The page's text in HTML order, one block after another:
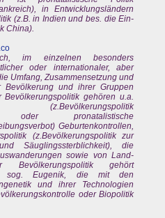
in Entwicklungsländern
(z.B. in Indien und bes. die Ein-
China).
im einzelnen besonders
oder internationaler, aber
Umfang, Zusammensetzung und
Bevölkerung und ihrer Gruppen
gehören u.a.
oder pronatalistische
Geburtenkontrollen,
(z.Bevölkerungspolitik zur
Säuglingssterblichkeit), die
sowie von Land-
Bevölkerungspolitik gehört
sog. Eugenik, die mit den
und ihrer Technologien
oder Biopolitik